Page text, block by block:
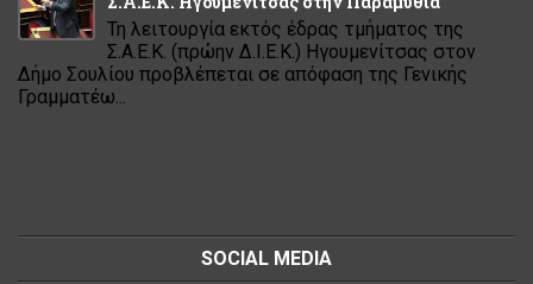
Τη λειτουργία εκτός έδρας τμήματος της
Σ.Α.Ε.Κ. (πρώην Δ.Ι.Ε.Κ.) Ηγουμενίτσας στον
Δήμο Σουλίου προβλέπεται σε απόφαση της Γενικής
Γραμματέω...
SOCIAL MEDIA